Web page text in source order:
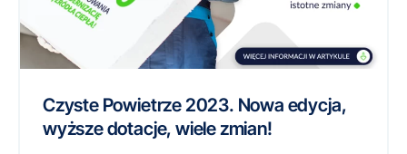
Czyste Powietrze 2023. Nowa edycja,
wyższe dotacje, wiele zmian!